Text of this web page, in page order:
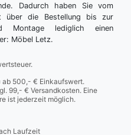
Dadurch haben Sie vom
über die Bestellung bis zur
Montage lediglich einen
Möbel Letz.
ab 500,- € Einkaufswert.
99,- € Versandkosten. Eine
ist jederzeit möglich.
Laufzeit